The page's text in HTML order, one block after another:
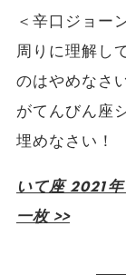
＜辛口ジョー
周りに理解し
のはやめなさ
がてんびん座
埋めなさい！
いて座 2021
一枚 >>